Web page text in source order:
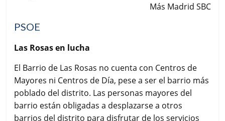
Más Madrid SBC
PSOE
Las Rosas en lucha
El Barrio de Las Rosas no cuenta con Centros de
Mayores ni Centros de Día, pese a ser el barrio más
poblado del distrito. Las personas mayores del
barrio están obligadas a desplazarse a otros
barrios del distrito para disfrutar de los servicios